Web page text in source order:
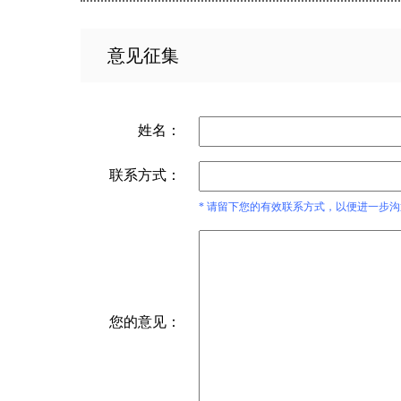
意见征集
姓名：
联系方式：
* 请留下您的有效联系方式，以便进一步
您的意见：